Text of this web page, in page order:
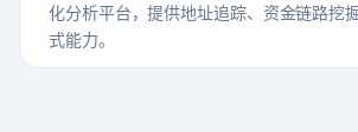
化分析平台，提供地址追踪、资金链路挖
式能力。